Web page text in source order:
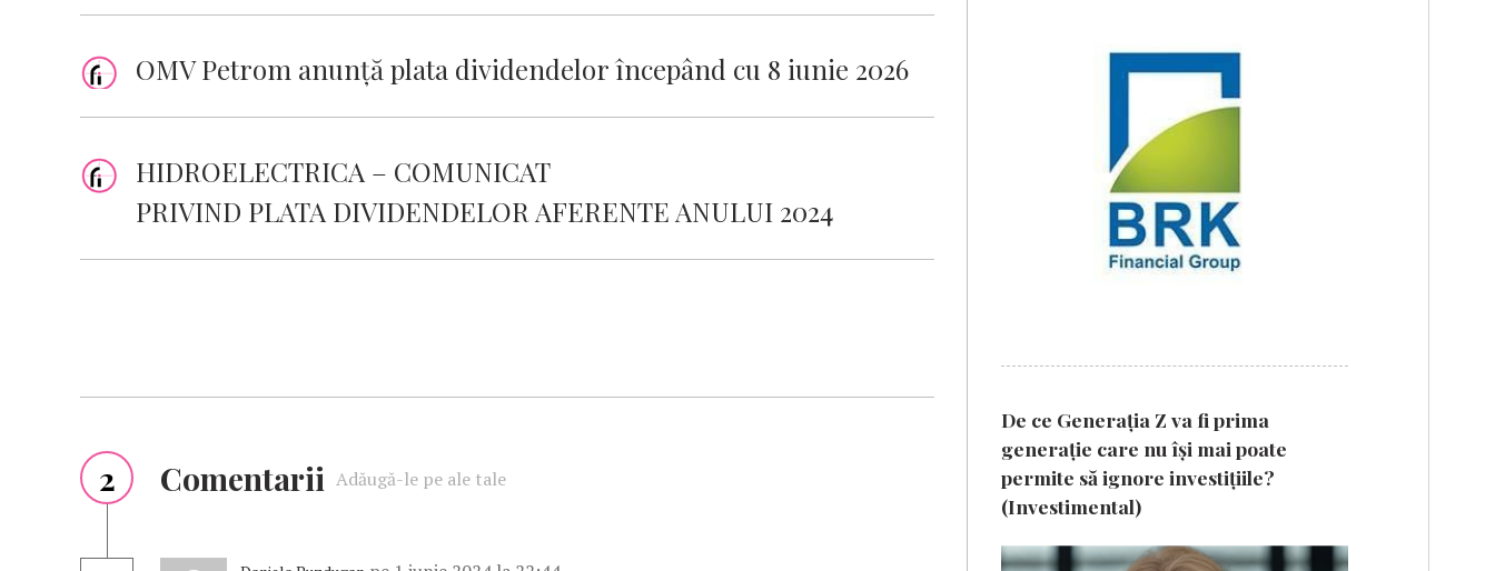
OMV Petrom anunță plata dividendelor începând cu 8 iunie 2026
HIDROELECTRICA – COMUNICAT
PRIVIND PLATA DIVIDENDELOR AFERENTE ANULUI 2024
2 Comentarii Adăugă-le pe ale tale
De ce Generația Z va fi prima
generație care nu își mai poate
permite să ignore investițiile?
(Investimental)